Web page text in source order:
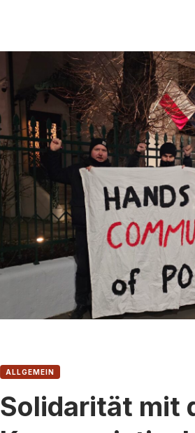
ALLGEMEIN
Solidarität mit